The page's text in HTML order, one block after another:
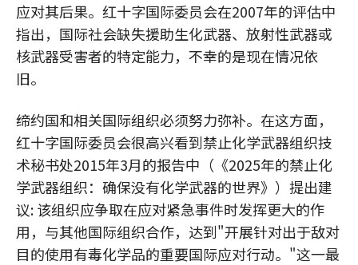
应对其后果。红十字国际委员会在2007年的评估中
指出，国际社会缺失援助生化武器、放射性武器或
核武器受害者的特定能力，不幸的是现在情况依
旧。
缔约国和相关国际组织必须努力弥补。在这方面，
红十字国际委员会很高兴看到禁止化学武器组织技
术秘书处2015年3月的报告中（《2025年的禁止化
学武器组织：确保没有化学武器的世界》）提出建
议: 该组织应争取在应对紧急事件时发挥更大的作
用，与其他国际组织合作，达到"开展针对出于敌对
目的使用有毒化学品的重要国际应对行动。"这一最